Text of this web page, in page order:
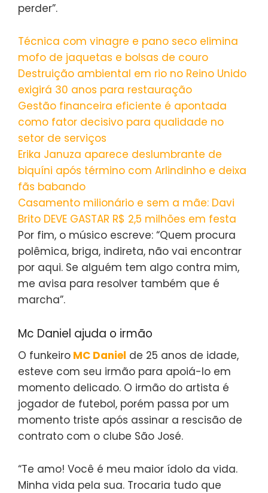
perder”.
Técnica com vinagre e pano seco elimina
mofo de jaquetas e bolsas de couro
Destruição ambiental em rio no Reino Unido
exigirá 30 anos para restauração
Gestão financeira eficiente é apontada
como fator decisivo para qualidade no
setor de serviços
Erika Januza aparece deslumbrante de
biquíni após término com Arlindinho e deixa
fãs babando
Casamento milionário e sem a mãe: Davi
Brito DEVE GASTAR R$ 2,5 milhões em festa
Por fim, o músico escreve: “Quem procura
polêmica, briga, indireta, não vai encontrar
por aqui. Se alguém tem algo contra mim,
me avisa para resolver também que é
marcha”.
Mc Daniel ajuda o irmão
O funkeiro MC Daniel de 25 anos de idade,
esteve com seu irmão para apoiá-lo em
momento delicado. O irmão do artista é
jogador de futebol, porém passa por um
momento triste após assinar a rescisão de
contrato com o clube São José.
“Te amo! Você é meu maior ídolo da vida.
Minha vida pela sua. Trocaria tudo que